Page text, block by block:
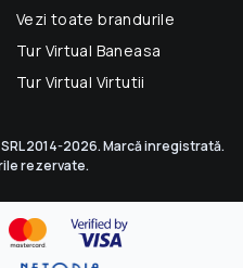
Vezi toate brandurile
Tur Virtual Baneasa
Tur Virtual Virtutii
2014-2026. Marcă inregistrată.
rezervate.